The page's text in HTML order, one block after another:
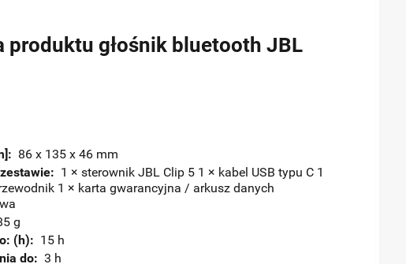
produktu głośnik bluetooth JBL
86 x 135 x 46 mm
1 × sterownik JBL Clip 5 1 × kabel USB typu C 1
1 × karta gwarancyjna / arkusz danych
g
(h): 15 h
do: 3 h